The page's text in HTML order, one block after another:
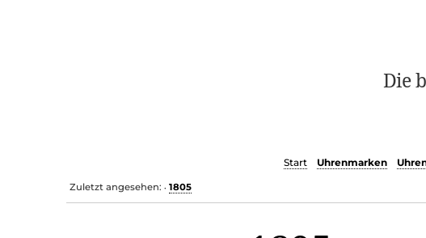
Die
Start
Uhrenmarken
Zuletzt angesehen: • 1805